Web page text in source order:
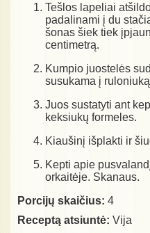
Tešlos lapeliai
padalinami į du
šonas šiek tiek
centimetrą.
Kumpio juostelės
susukama į
Juos sustatyti ant
keksiukų formeles.
Kiaušinį išplakti ir
Kepti apie
orkaitėje. Skanaus.
Porcijų skaičius: 4
Receptą atsiuntė: Vija